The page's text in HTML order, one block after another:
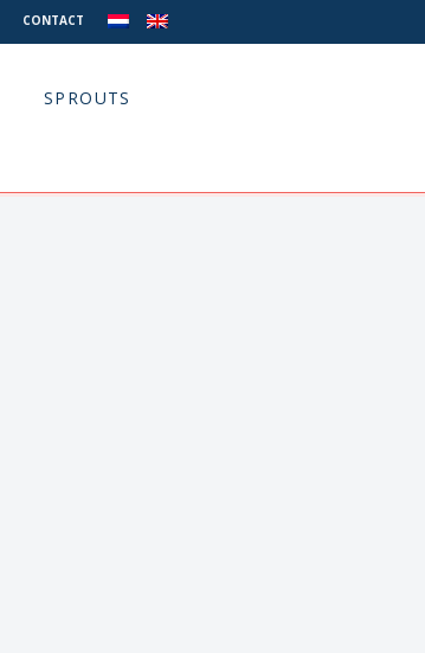
CONTACT
SPROUTS